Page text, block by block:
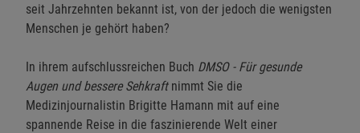
seit Jahrzehnten bekannt ist, von der jedoch die wenigsten
Menschen je gehört haben?
In ihrem aufschlussreichen Buch DMSO - Für gesunde
Augen und bessere Sehkraftnimmt Sie die
Medizinjournalistin Brigitte Hamann mit auf eine
spannende Reise in die faszinierende Welt einer